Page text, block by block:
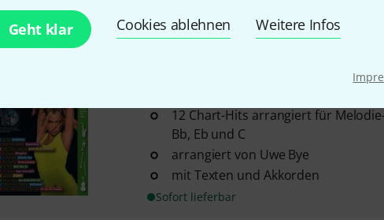
Geht klar Cookies ablehnen Weitere Infos
Sofort lieferbar
Easy Charts Play-
12 Chart-Hits arrangiert für
Bb, Eb und C
arrangiert von Uwe Bye
mit Texten und Akkorden
Sofort lieferbar